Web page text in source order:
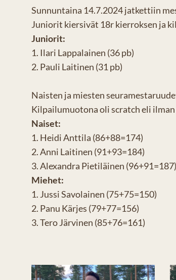
Sunnuntaina 14.7.2024 jatkettiin
Juniorit kiersivät 18r kierroksen ja
Juniorit:
1. Ilari Lappalainen (36 pb)
2. Pauli Laitinen (31 pb)
Naisten ja miesten
Kilpailumuotona oli scratch eli
Naiset:
1. Heidi Anttila (86+88=174)
2. Anni Laitinen (91+93=184)
3. Alexandra Pietiläinen (96+91=187)
Miehet:
1. Jussi Savolainen (75+75=150)
2. Panu Kärjes (79+77=156)
3. Tero Järvinen (85+76=161)